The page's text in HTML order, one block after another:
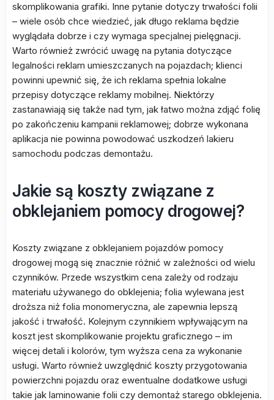
skomplikowania grafiki. Inne pytanie dotyczy trwałości folii
– wiele osób chce wiedzieć, jak długo reklama będzie
wyglądała dobrze i czy wymaga specjalnej pielęgnacji.
Warto również zwrócić uwagę na pytania dotyczące
legalności reklam umieszczanych na pojazdach; klienci
powinni upewnić się, że ich reklama spełnia lokalne
przepisy dotyczące reklamy mobilnej. Niektórzy
zastanawiają się także nad tym, jak łatwo można zdjąć folię
po zakończeniu kampanii reklamowej; dobrze wykonana
aplikacja nie powinna powodować uszkodzeń lakieru
samochodu podczas demontażu.
Jakie są koszty związane z
obklejaniem pomocy drogowej?
Koszty związane z obklejaniem pojazdów pomocy
drogowej mogą się znacznie różnić w zależności od wielu
czynników. Przede wszystkim cena zależy od rodzaju
materiału używanego do obklejenia; folia wylewana jest
droższa niż folia monomeryczna, ale zapewnia lepszą
jakość i trwałość. Kolejnym czynnikiem wpływającym na
koszt jest skomplikowanie projektu graficznego – im
więcej detali i kolorów, tym wyższa cena za wykonanie
usługi. Warto również uwzględnić koszty przygotowania
powierzchni pojazdu oraz ewentualne dodatkowe usługi
takie jak laminowanie folii czy demontaż starego obklejenia.